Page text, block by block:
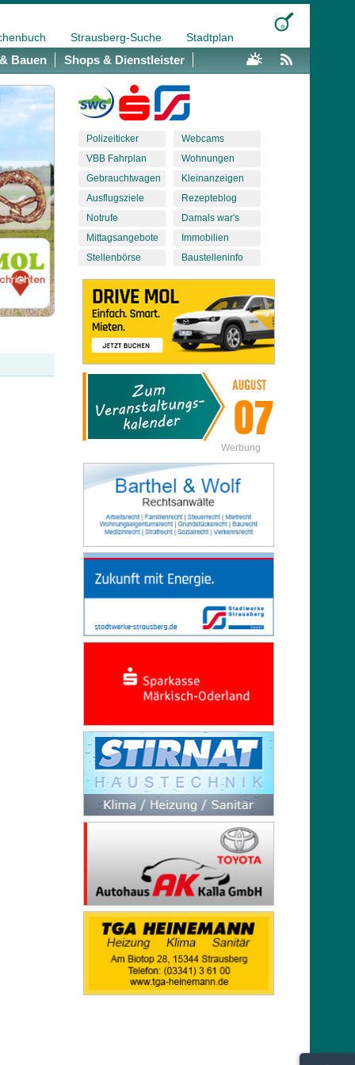
Strausberg-Suche Stadtplan
Bauen Shops & Dienstleister
Polizeiticker
VBB Fahrplan
Gebrauchtwagen
Ausflugsziele
Notrufe
Mittagsangebote
Stellenbörse
Webcams
Wohnungen
Kleinanzeigen
Rezepteblog
Damals war's
Immobilien
Baustelleninfo
Werbung